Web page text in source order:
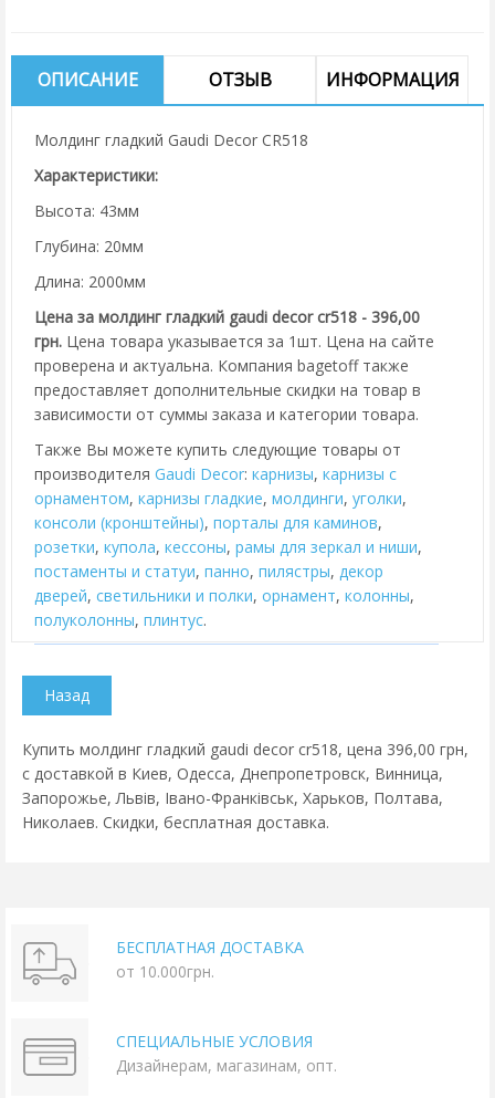
ОПИСАНИЕ ОТЗЫВ ИНФОРМАЦИЯ
Молдинг гладкий Gaudi Decor CR518
Характеристики:
Высота: 43мм
Глубина: 20мм
Длина: 2000мм
Цена за молдинг гладкий gaudi decor cr518 - 396,00
грн. Цена товара указывается за 1шт. Цена на сайте
проверена и актуальна. Компания bagetoff также
предоставляет дополнительные скидки на товар в
зависимости от суммы заказа и категории товара.
Также Вы можете купить следующие товары от
производителя Gaudi Decor: карнизы, карнизы с
орнаментом, карнизы гладкие, молдинги, уголки,
консоли (кронштейны), порталы для каминов,
розетки, купола, кессоны, рамы для зеркал и ниши,
постаменты и статуи, панно, пилястры, декор
дверей, cветильники и полки, орнамент, колонны,
полуколонны, плинтус.
Купить молдинг гладкий gaudi decor cr518, цена 396,00 грн,
с доставкой в Киев, Одесса, Днепропетровск, Винница,
Запорожье, Львів, Івано-Франківськ, Харьков, Полтава,
Николаев. Скидки, бесплатная доставка.
БЕСПЛАТНАЯ ДОСТАВКА
от 10.000грн.
СПЕЦИАЛЬНЫЕ УСЛОВИЯ
Дизайнерам, магазинам, опт.